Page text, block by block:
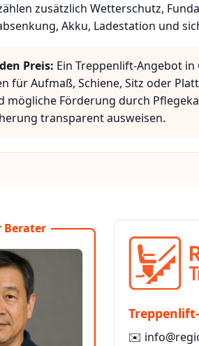
zusätzlich Wetterschutz,
Akku, Ladestation und
Preis: Ein Treppenlift-Angebot
für Aufmaß, Schiene, Sitz oder
mögliche Förderung durch
transparent ausweisen.
Berater
✉️